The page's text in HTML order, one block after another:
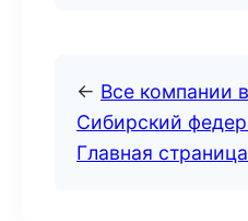
← Все компании
Сибирский
Главная страница